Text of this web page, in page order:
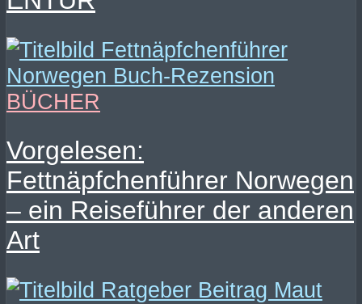
BÜCHER
Vorgelesen:
Fettnäpfchenführer Norwegen
– ein Reiseführer der anderen
Art